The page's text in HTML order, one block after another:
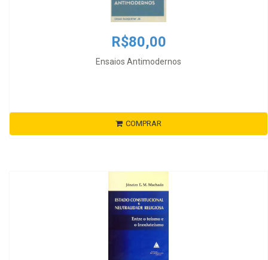
R$80,00
Ensaios Antimodernos
COMPRAR